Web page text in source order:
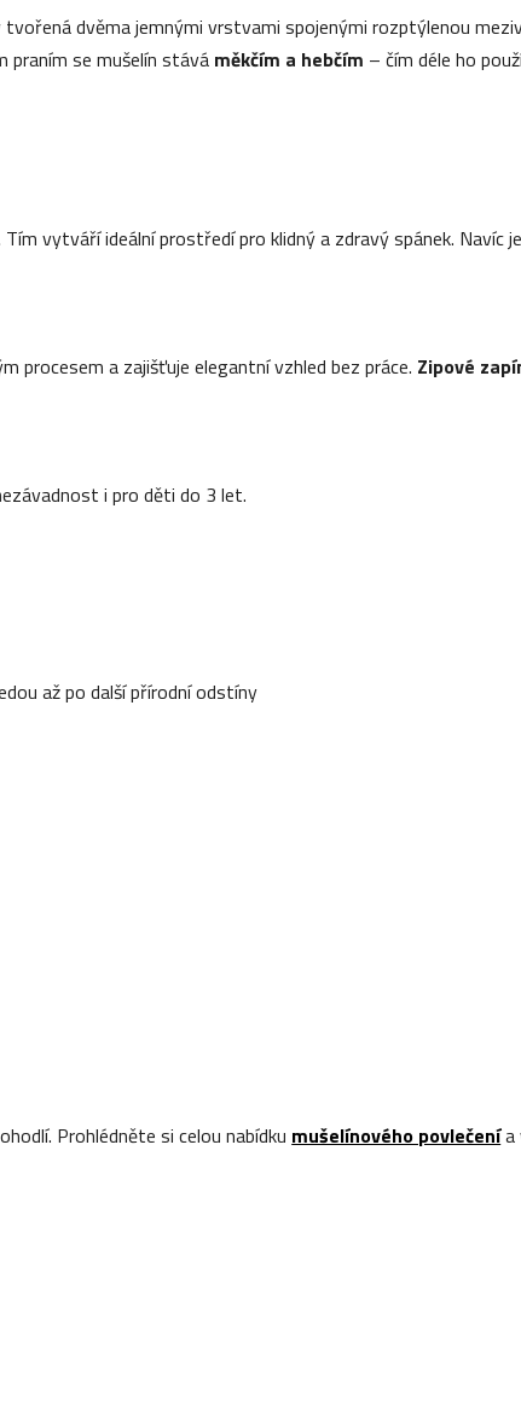
tvořená dvěma jemnými vrstvami spojenými rozptýlenou
praním se mušelín stává měkčím a hebčím – čím déle ho
vytváří ideální prostředí pro klidný a zdravý spánek. Navíc
procesem a zajišťuje elegantní vzhled bez práce. Zipové
i pro děti do 3 let.
až po další přírodní odstíny
Prohlédněte si celou nabídku mušelínového povlečenía